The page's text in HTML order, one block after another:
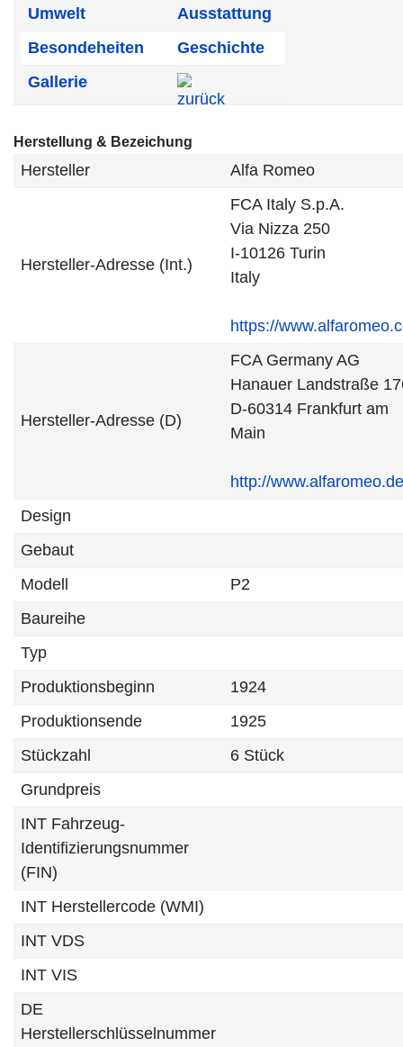
Umwelt
Ausstattung
Besondeheiten
Geschichte
Gallerie
Herstellung & Bezeichung
Hersteller Alfa Romeo
Hersteller-Adresse (Int.)
FCA Italy S.p.A.
Via Nizza 250
I-10126 Turin
Italy
https://
Hersteller-Adresse (D)
FCA Germany AG
Hanauer Landstraße
D-60314 Frankfurt am
Main
http://www.alfaromeo.de
Design
Gebaut
Modell
P2
Baureihe
Typ
Produktionsbeginn
1924
Produktionsende
1925
Stückzahl
6 Stück
Grundpreis
INT Fahrzeug-
Identifizierungsnummer
(FIN)
INT Herstellercode (WMI)
INT VDS
INT VIS
DE
Herstellerschlüsselnummer